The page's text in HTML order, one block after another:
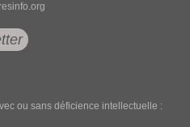
ou sans déficience intellectuelle :